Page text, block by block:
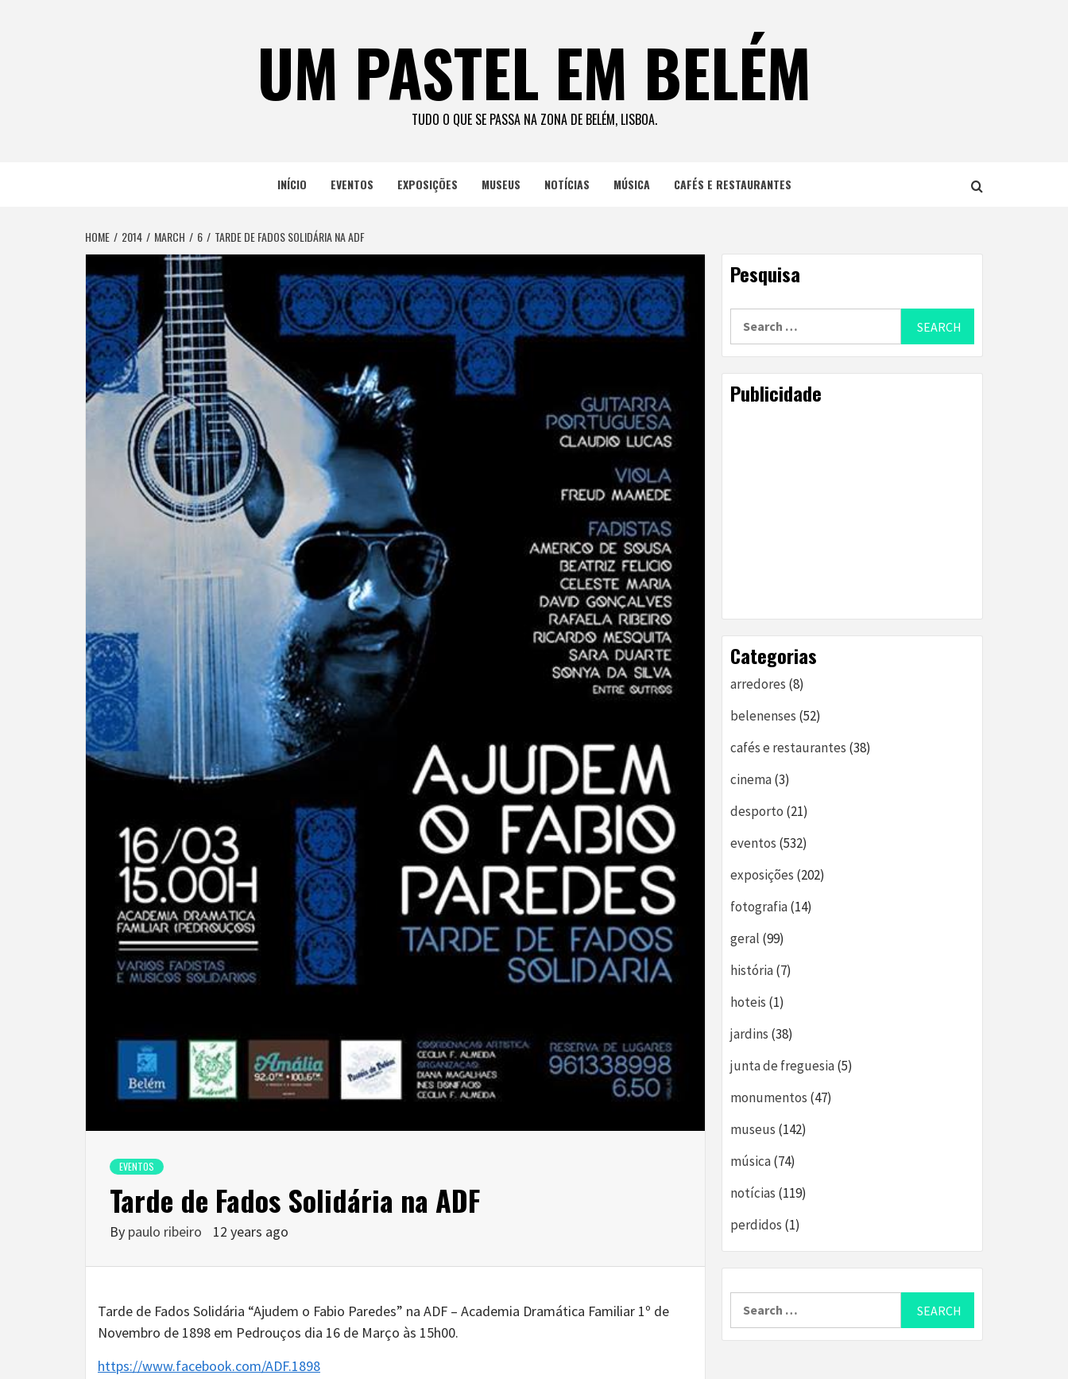
UM PASTEL EM BELÉM
TUDO O QUE SE PASSA NA ZONA DE BELÉM, LISBOA.
INÍCIO EVENTOS EXPOSIÇÕES MUSEUS NOTÍCIAS MÚSICA CAFÉS E RESTAURANTES
HOME 2014 MARCH 6 TARDE DE FADOS SOLIDÁRIA NA ADF
EVENTOS
Tarde de Fados Solidária na ADF
By paulo ribeiro 12 years ago
Tarde de Fados Solidária “Ajudem o Fabio Paredes” na ADF – Academia Dramática Familiar 1º de
Novembro de 1898 em Pedrouços dia 16 de Março às 15h00.
https://www.facebook.com/ADF.1898
Pesquisa
Publicidade
Categorias
arredores (8)
belenenses (52)
cafés e restaurantes (38)
cinema(3)
desporto (21)
eventos (532)
exposições (202)
fotografia(14)
geral (99)
história(7)
hoteis (1)
jardins (38)
junta de freguesia(5)
monumentos (47)
museus (142)
música(74)
notícias (119)
perdidos (1)